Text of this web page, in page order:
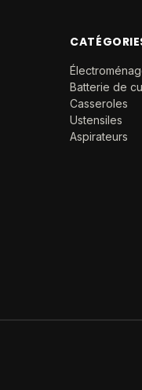
Batterie de
Casseroles
Ustensiles
Aspirateurs